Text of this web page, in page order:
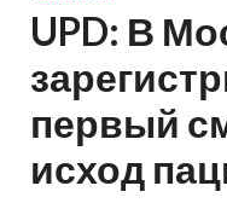
UPD: В
первый
исход